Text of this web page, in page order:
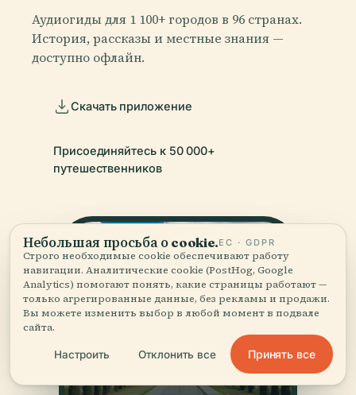
Аудиогиды для 1 100+ городов в 96 странах.
История, рассказы и местные знания —
доступно офлайн.
Скачать приложение
Присоединяйтесь к 50 000+
путешественников
Небольшая просьба о cookie.ЕС · GDPR
Строго необходимые cookie обеспечивают работу
навигации. Аналитические cookie (PostHog, Google
Analytics) помогают понять, какие страницы работают —
только агрегированные данные, без рекламы и продажи.
Вы можете изменить выбор в любой момент в подвале
сайта.
Настроить Отклонить все Принять все